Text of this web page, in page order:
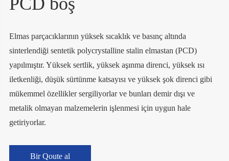
Elmas parçacıklarının yüksek sıcaklık ve basınç altında
sinterlendiği sentetik polycrystalline stalin elmastan (PCD)
yapılmıştır. Yüksek sertlik, yüksek aşınma direnci, yüksek ısı
iletkenliği, düşük sürtünme katsayısı ve yüksek şok direnci gibi
mükemmel özellikler sergiliyorlar ve bunları demir dışı ve
metalik olmayan malzemelerin işlenmesi için uygun hale
getiriyorlar.
Bir Qoute al